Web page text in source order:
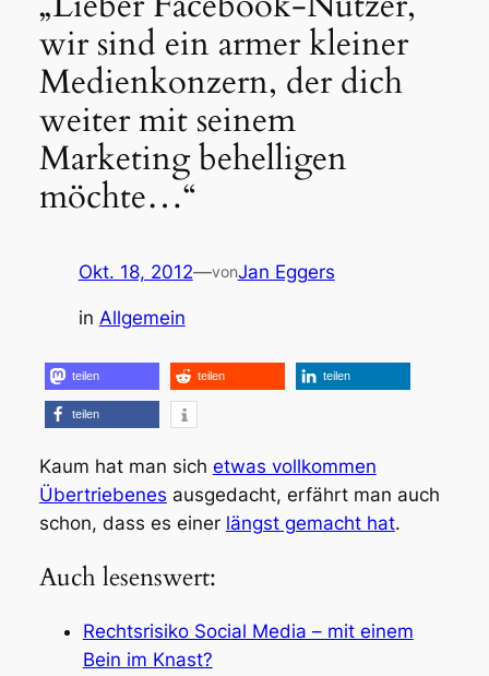
wir sind ein armer kleiner
Medienkonzern, der dich
weiter mit seinem
Marketing behelligen
möchte…“
Okt. 18, 2012—vonJan Eggers
in Allgemein
teilen teilen teilen
teilen
Kaum hat man sich etwas vollkommen
Übertriebenes ausgedacht, erfährt man auch
schon, dass es einer längst gemacht hat.
Auch lesenswert:
Rechtsrisiko Social Media – mit einem
Bein im Knast?